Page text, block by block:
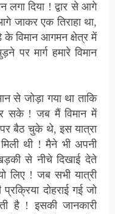
दिया ! द्वार से आगे
जाकर एक तिराहा था,
विमान आगमन क्षेत्र में
पर मार्ग हमारे विमान
से जोड़ा गया था ताकि
सके ! जब मैं विमान में
पर बैठ चुके थे, इस यात्रा
थी ! मैने भी अपनी
से नीचे दिखाई देते
लिए ! जब सभी यात्री
दोहराई गई जो
है ! इसकी जानकारी